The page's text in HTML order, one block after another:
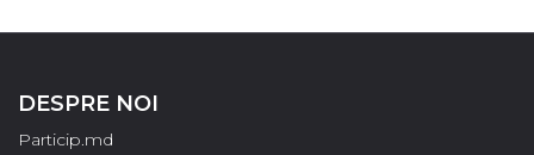
DESPRE NOI
Particip.md